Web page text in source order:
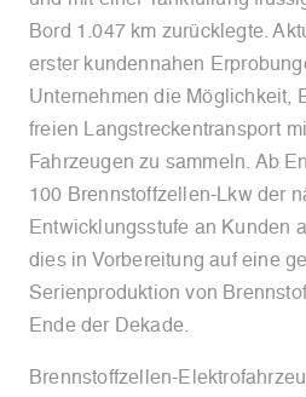
Bord 1.047 km zurücklegte.
erster kundennahen
Unternehmen die Möglichkeit,
freien Langstreckentransport
Fahrzeugen zu sammeln. Ab
100 Brennstoffzellen-Lkw der
Entwicklungsstufe an Kunden
dies in Vorbereitung auf eine
Serienproduktion von
Ende der Dekade.
Brennstoffzellen-